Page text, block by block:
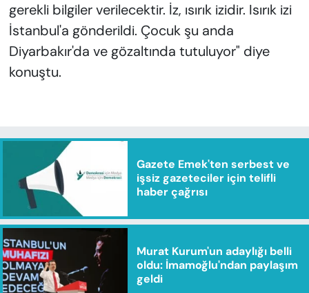
gerekli bilgiler verilecektir. İz, ısırık izidir. Isırık izi
İstanbul'a gönderildi. Çocuk şu anda
Diyarbakır'da ve gözaltında tutuluyor" diye
konuştu.
Gazete Emek'ten serbest ve
işsiz gazeteciler için telifli
haber çağrısı
Murat Kurum'un adaylığı belli
oldu: İmamoğlu'ndan paylaşım
geldi